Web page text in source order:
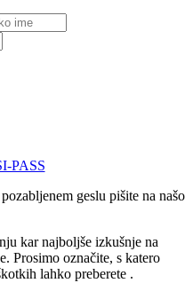
PASS
geslu pišite na našo
kar najboljše izkušnje na
Prosimo označite, s katero
lahko preberete .